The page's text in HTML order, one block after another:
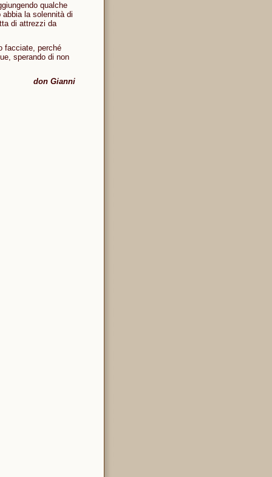
qualche
la solennità di
di attrezzi da
facciate, perché
sperando di non
don Gianni